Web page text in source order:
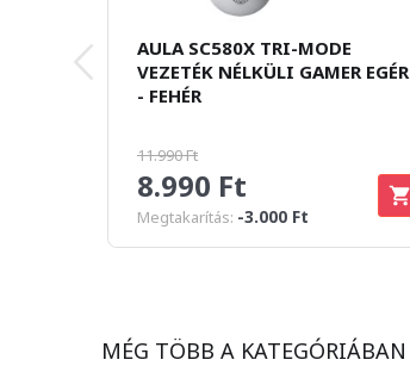
AULA SC580X TRI-MODE
VEZETÉK NÉLKÜLI GAMER EGÉR
- FEHÉR
11.990 Ft
8.990 Ft
Megtakarítás: -3.000 Ft
MÉG TÖBB A KATEGÓRIÁBAN